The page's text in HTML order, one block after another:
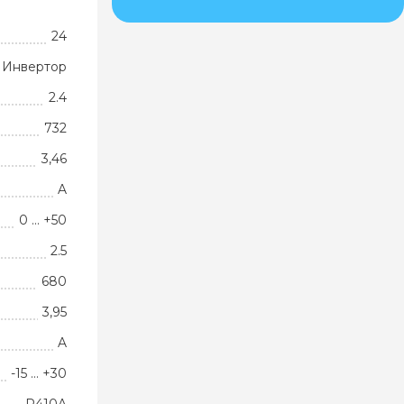
24
Инвертор
2.4
732
3,46
A
0 … +50
2.5
680
3,95
A
-15 … +30